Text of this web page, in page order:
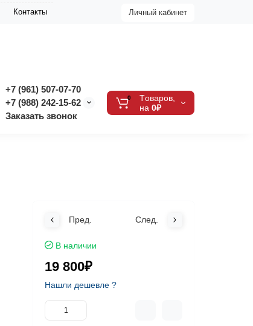
Контакты Личный кабинет
+7 (961) 507-07-70
+7 (988) 242-15-62
Заказать звонок
0
Tоваров,
на 0₽
Пред. След.
В наличии
19 800₽
Нашли дешевле ?